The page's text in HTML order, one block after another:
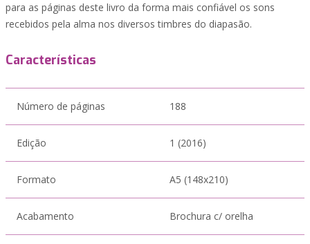
para as páginas deste livro da forma mais confiável os sons
recebidos pela alma nos diversos timbres do diapasão.
Características
Número de páginas 188
Edição 1 (2016)
Formato A5 (148x210)
Acabamento Brochura c/ orelha